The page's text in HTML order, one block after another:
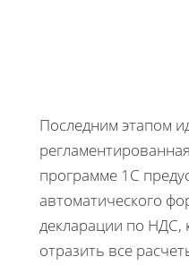
Последним этапом
программе 1С
автоматического
декларации по НДС,
отразить все